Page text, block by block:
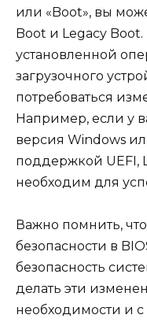
или «Boot», вы
Boot и Legacy
установленной
загрузочного
потребоваться
Например, если у
версия Windows
поддержкой UEFI,
необходим для
Важно помнить,
безопасности в
безопасность
делать эти
необходимости и